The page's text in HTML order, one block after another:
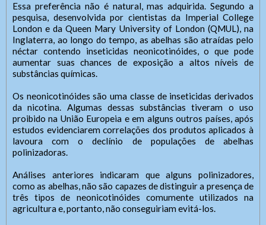
Essa preferência não é natural, mas adquirida. Segundo a
pesquisa, desenvolvida por cientistas da Imperial College
London e da Queen Mary University of London (QMUL), na
Inglaterra, ao longo do tempo, as abelhas são atraídas pelo
néctar contendo inseticidas neonicotinóides, o que pode
aumentar suas chances de exposição a altos níveis de
substâncias químicas.
Os neonicotinóides são uma classe de inseticidas derivados
da nicotina. Algumas dessas substâncias tiveram o uso
proibido na União Europeia e em alguns outros países, após
estudos evidenciarem correlações dos produtos aplicados à
lavoura com o declínio de populações de abelhas
polinizadoras.
Análises anteriores indicaram que alguns polinizadores,
como as abelhas, não são capazes de distinguir a presença de
três tipos de neonicotinóides comumente utilizados na
agricultura e, portanto, não conseguiriam evitá-los.